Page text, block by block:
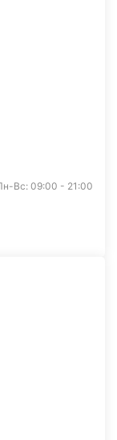
Вс: 09:00 - 21:00